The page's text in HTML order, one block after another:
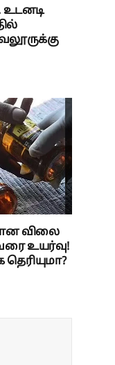
உடனடி
விலை
வரை உயர்வு!
தெரியுமா?